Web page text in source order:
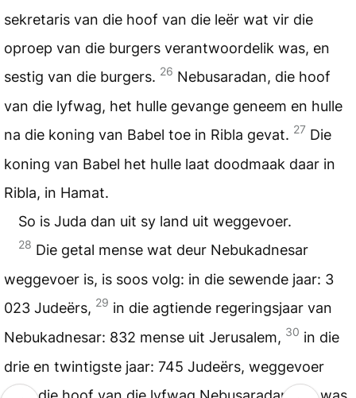
sekretaris van die hoof van die leër wat vir die
oproep van die burgers verantwoordelik was, en
sestig van die burgers. 26 Nebusaradan, die hoof
van die lyfwag, het hulle gevange geneem en hulle
na die koning van Babel toe in Ribla gevat. 27 Die
koning van Babel het hulle laat doodmaak daar in
Ribla, in Hamat.
So is Juda dan uit sy land uit weggevoer.
28 Die getal mense wat deur Nebukadnesar
weggevoer is, is soos volg: in die sewende jaar: 3
023 Judeërs, 29 in die agtiende regeringsjaar van
Nebukadnesar: 832 mense uit Jerusalem, 30 in die
drie en twintigste jaar: 745 Judeërs, weggevoer